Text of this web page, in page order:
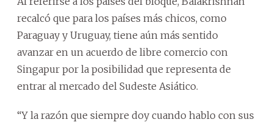
recalcó que para los países más chicos, como
Paraguay y Uruguay, tiene aún más sentido
avanzar en un acuerdo de libre comercio con
Singapur por la posibilidad que representa de
entrar al mercado del Sudeste Asiático.
“Y la razón que siempre doy cuando hablo con sus